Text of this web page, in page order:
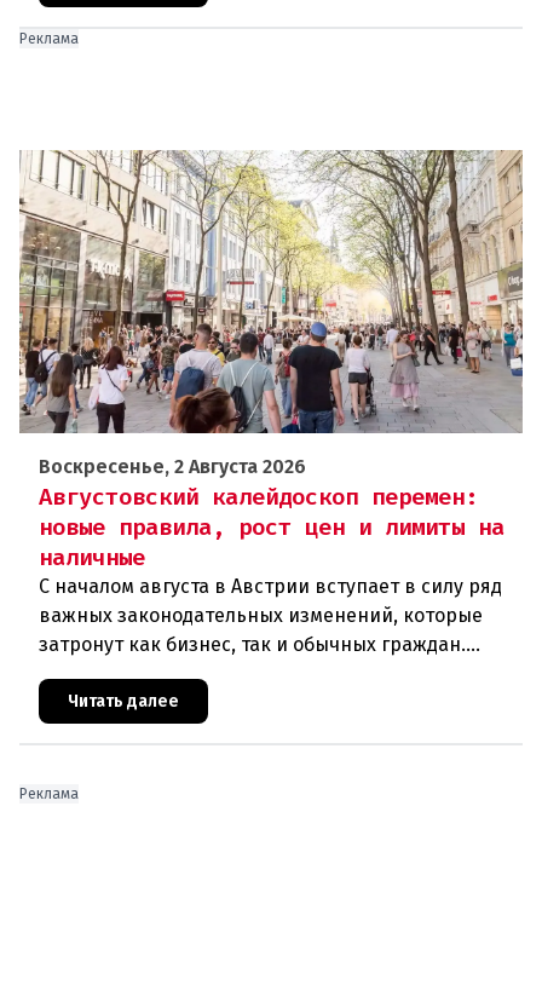
Реклама
Воскресенье, 2 Августа 2026
Августовский калейдоскоп перемен:
новые правила, рост цен и лимиты на
наличные
С началом августа в Австрии вступает в силу ряд
важных законодательных изменений, которые
затронут как бизнес, так и обычных граждан.
Ключевые нововведения сконцентрированы в
строительном секторе и сф
Читать далее
Реклама